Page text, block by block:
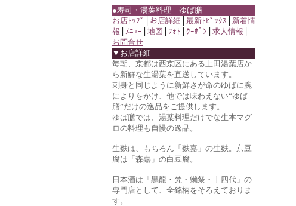
●寿司・湯葉料理 ゆば膳
お店ﾄｯﾌﾟ
お店詳細 最新ﾄﾋﾟｯｸｽ
新着情
報
ﾒﾆｭｰ 地図 ﾌｫﾄ ｸｰﾎﾟﾝ 求人情報
お問合せ
▼お店詳細
毎朝、京都は西京区にある上田湯葉店か
ら新鮮な生湯葉を直送しています。
刺身と同じように新鮮さが命のゆばに腕
によりをかけ、他では味わえない“ゆば
膳”だけの逸品をご提供します。
ゆば膳では、湯葉料理だけでな生本マグ
ロの料理も自慢の逸品。
生麩は、もちろん「麩嘉」の生麩。京豆
腐は「森嘉」の白豆腐。
日本酒は「黒龍・梵・獺祭・十四代」の
専門店として、全銘柄をそろえておりま
す。